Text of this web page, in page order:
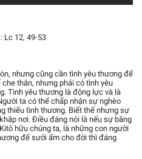
: Lc 12, 49-53
nhưng cũng cần tình yêu thương để
thân, nhưng phải có tình yêu
Tình yêu thương là động lực và là
ta có thể chấp nhận sự nghèo
thiếu tình thương. Biết thế nhưng sự
nơi. Điều đáng nói là nếu sự băng
hữu chúng ta, là những con người
để sưởi ấm cho đời thì đáng